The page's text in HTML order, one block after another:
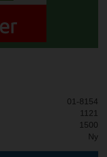
01-8154
1121
1500
Ny